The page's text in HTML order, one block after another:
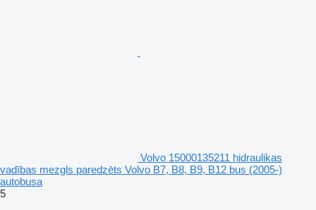
Volvo 15000135211 hidraulikas
vadības mezgls paredzēts Volvo B7, B8, B9, B12 bus (2005-)
autobusa
5